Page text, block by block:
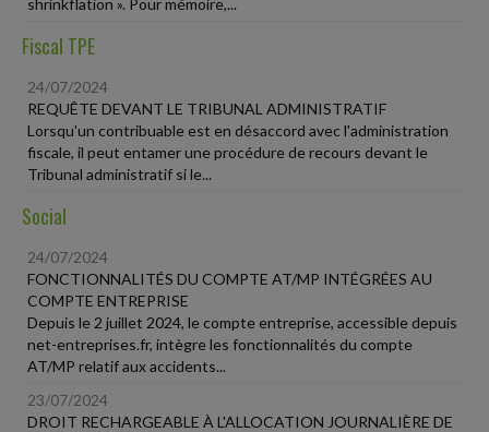
shrinkflation ». Pour mémoire,...
Fiscal TPE
24/07/2024
REQUÊTE DEVANT LE TRIBUNAL ADMINISTRATIF
Lorsqu'un contribuable est en désaccord avec l'administration
fiscale, il peut entamer une procédure de recours devant le
Tribunal administratif si le...
Social
24/07/2024
FONCTIONNALITÉS DU COMPTE AT/MP INTÉGRÉES AU
COMPTE ENTREPRISE
Depuis le 2 juillet 2024, le compte entreprise, accessible depuis
net-entreprises.fr, intègre les fonctionnalités du compte
AT/MP relatif aux accidents...
23/07/2024
DROIT RECHARGEABLE À L'ALLOCATION JOURNALIÈRE DE